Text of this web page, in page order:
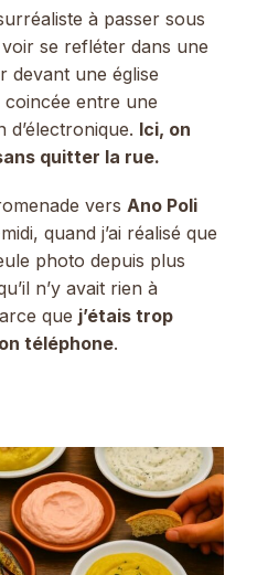
à passer sous
se refléter dans une
devant une église
coincée entre une
d’électronique. Ici, on
quitter la rue.
vers Ano Poli
quand j’ai réalisé que
photo depuis plus
n’y avait rien à
que j’étais trop
téléphone.